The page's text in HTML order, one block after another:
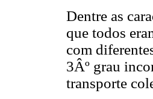
Dentre as
que todos
com
3Âº grau
transporte